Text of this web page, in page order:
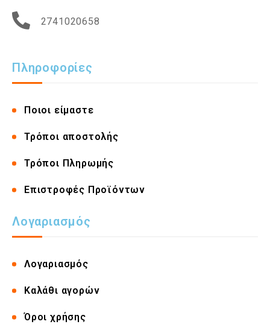
2741020658
Πληροφορίες
Ποιοι είμαστε
Τρόποι αποστολής
Τρόποι Πληρωμής
Επιστροφές Προϊόντων
Λογαριασμός
Λογαριασμός
Καλάθι αγορών
Όροι χρήσης